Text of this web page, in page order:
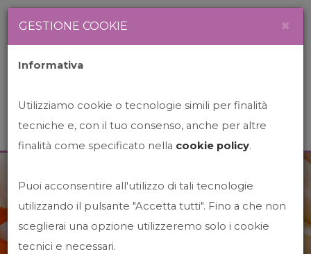
News&Events
GESTIONE COOKIE ×
Informativa
Utilizziamo cookie o tecnologie simili per finalità
tecniche e, con il tuo consenso, anche per altre
finalità come specificato nella cookie policy.
Puoi acconsentire all'utilizzo di tali tecnologie
utilizzando il pulsante "Accetta tutti". Fino a che non
sceglierai una opzione utilizzeremo solo i cookie
tecnici e necessari.